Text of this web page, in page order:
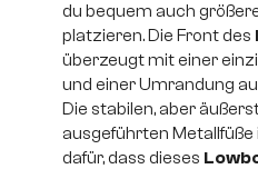
du bequem auch
platzieren. Die Front des
überzeugt mit einer
und einer Umrandung
Die stabilen, aber
ausgeführten Metallfüße
dafür, dass dieses